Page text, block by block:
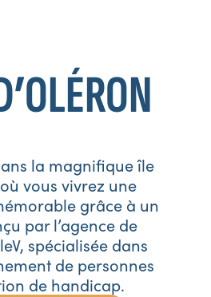
la magnifique île
vous vivrez une
grâce à un
par l’agence de
spécialisée dans
de personnes
de handicap.